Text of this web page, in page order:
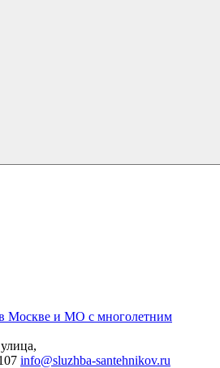
Москве и МО с многолетним
info@sluzhba-santehnikov.ru